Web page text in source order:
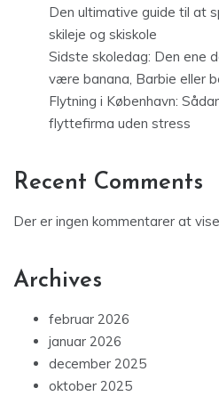
Den ultimative guide til at
skileje og skiskole
Sidste skoledag: Den ene
være banana, Barbie eller
Flytning i København:
flyttefirma uden stress
Recent Comments
Der er ingen kommentarer at
Archives
februar 2026
januar 2026
december 2025
oktober 2025